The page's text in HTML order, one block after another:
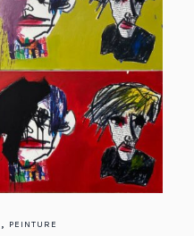
, PEINTURE